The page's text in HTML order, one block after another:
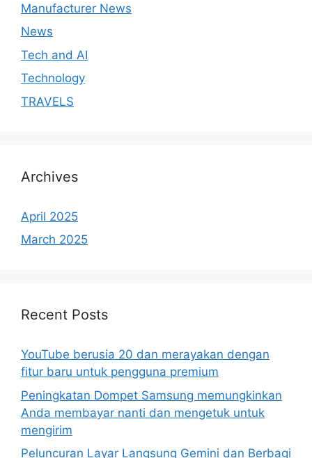
Manufacturer News
News
Tech and AI
Technology
TRAVELS
Archives
April 2025
March 2025
Recent Posts
YouTube berusia 20 dan merayakan dengan
fitur baru untuk pengguna premium
Peningkatan Dompet Samsung memungkinkan
Anda membayar nanti dan mengetuk untuk
mengirim
Peluncuran Layar Langsung Gemini dan Berbagi